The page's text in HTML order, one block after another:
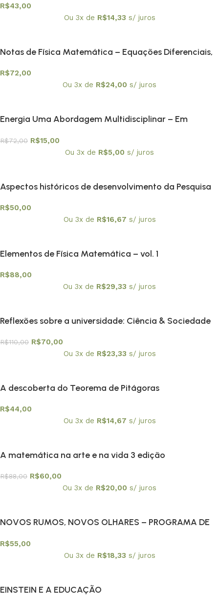
R$43,00
Ou 3x de R$14,33 s/ juros
Notas de Física Matemática – Equações Diferenciais,
R$72,00
Ou 3x de R$24,00 s/ juros
Energia Uma Abordagem Multidisciplinar – Em
R$72,00 R$15,00
Ou 3x de R$5,00 s/ juros
Aspectos históricos de desenvolvimento da Pesquisa
R$50,00
Ou 3x de R$16,67 s/ juros
Elementos de Física Matemática – vol. 1
R$88,00
Ou 3x de R$29,33 s/ juros
Reflexões sobre a universidade: Ciência & Sociedade
R$110,00 R$70,00
Ou 3x de R$23,33 s/ juros
A descoberta do Teorema de Pitágoras
R$44,00
Ou 3x de R$14,67 s/ juros
A matemática na arte e na vida 3 edição
R$88,00 R$60,00
Ou 3x de R$20,00 s/ juros
NOVOS RUMOS, NOVOS OLHARES – PROGRAMA DE
R$55,00
Ou 3x de R$18,33 s/ juros
EINSTEIN E A EDUCAÇÃO